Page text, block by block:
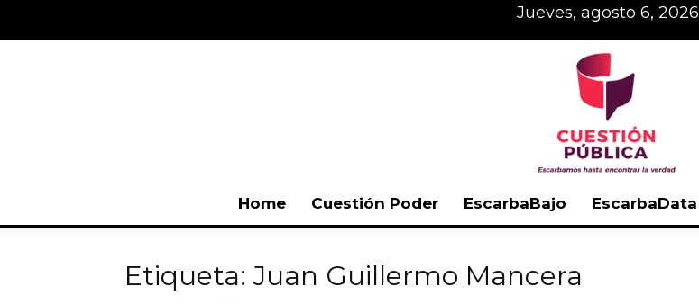
jueves, agosto 6, 2026
Home Cuestión Poder EscarbaBajo EscarbaData
Etiqueta: Juan Guillermo Mancera